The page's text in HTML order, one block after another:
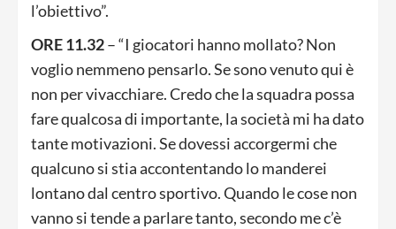
l’obiettivo”.
ORE 11.32– “I giocatori hanno mollato? Non
voglio nemmeno pensarlo. Se sono venuto qui è
non per vivacchiare. Credo che la squadra possa
fare qualcosa di importante, la società mi ha dato
tante motivazioni. Se dovessi accorgermi che
qualcuno si stia accontentando lo manderei
lontano dal centro sportivo. Quando le cose non
vanno si tende a parlare tanto, secondo me c’è